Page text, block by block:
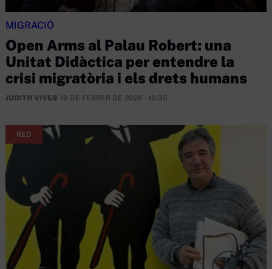
MIGRACIÓ
Open Arms al Palau Robert: una
Unitat Didàctica per entendre la
crisi migratòria i els drets humans
JUDITH VIVES 19 DE FEBRER DE 2026 · 16:35
RED